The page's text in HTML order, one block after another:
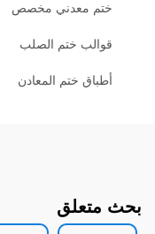
ختم معدني مخصص
قوالب ختم الصلب
أطباق ختم المعادن
بحث متعلق